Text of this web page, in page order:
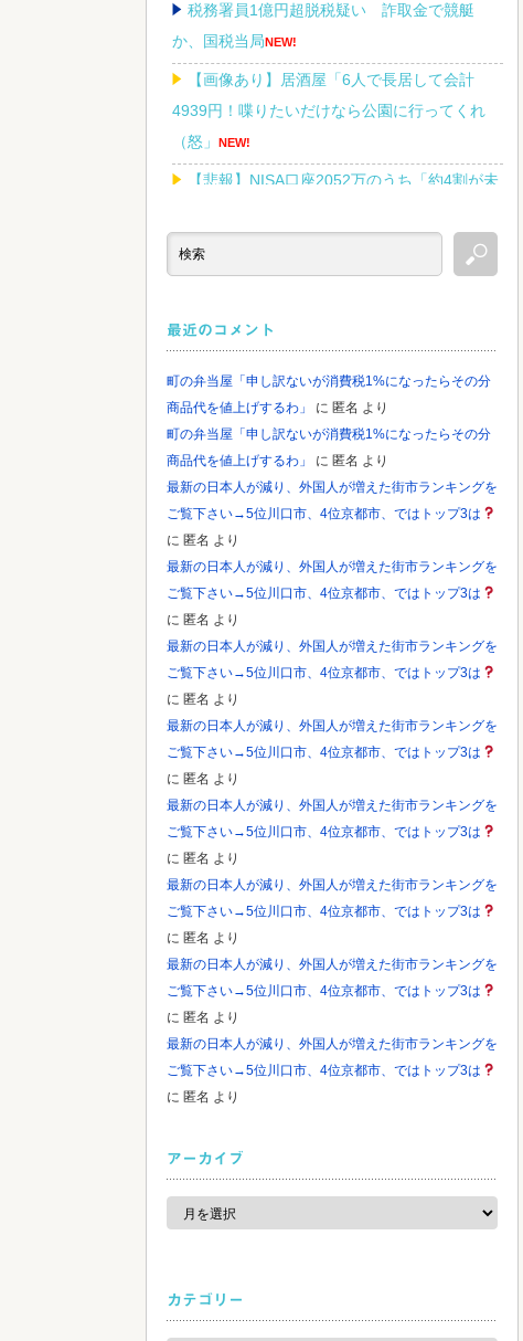
税務署員1億円超脱税疑い 詐取金で競艇
か、国税当局NEW!
【画像あり】居酒屋「6人で長居して会計
4939円！喋りたいだけなら公園に行ってくれ
（怒」
NEW!
【悲報】NISA口座2052万のうち「約4割が未
Powered by livedoor 相互RSS
最近のコメント
町の弁当屋「申し訳ないが消費税1%になったらその分
商品代を値上げするわ」
に 匿名 より
町の弁当屋「申し訳ないが消費税1%になったらその分
商品代を値上げするわ」
に 匿名 より
最新の日本人が減り、外国人が増えた街市ランキングを
ご覧下さい→5位川口市、4位京都市、ではトップ3は
に 匿名 より
最新の日本人が減り、外国人が増えた街市ランキングを
ご覧下さい→5位川口市、4位京都市、ではトップ3は
に 匿名 より
最新の日本人が減り、外国人が増えた街市ランキングを
ご覧下さい→5位川口市、4位京都市、ではトップ3は
に 匿名 より
最新の日本人が減り、外国人が増えた街市ランキングを
ご覧下さい→5位川口市、4位京都市、ではトップ3は
に 匿名 より
最新の日本人が減り、外国人が増えた街市ランキングを
ご覧下さい→5位川口市、4位京都市、ではトップ3は
に 匿名 より
最新の日本人が減り、外国人が増えた街市ランキングを
ご覧下さい→5位川口市、4位京都市、ではトップ3は
に 匿名 より
最新の日本人が減り、外国人が増えた街市ランキングを
ご覧下さい→5位川口市、4位京都市、ではトップ3は
に 匿名 より
最新の日本人が減り、外国人が増えた街市ランキングを
ご覧下さい→5位川口市、4位京都市、ではトップ3は
に 匿名 より
アーカイブ
ア
カ
カテゴリー